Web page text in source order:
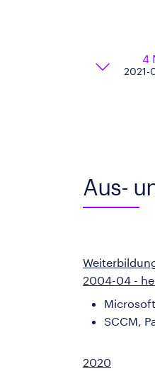
4
2021-
Aus-
2004-04 -
SCCM,
2020